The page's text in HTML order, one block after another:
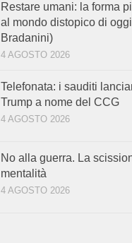
Restare umani: la forma
al mondo distopico di
Bradanini)
4 AGOSTO 2026
Telefonata: i sauditi
Trump a nome del CCG
4 AGOSTO 2026
No alla guerra. La
mentalità
4 AGOSTO 2026